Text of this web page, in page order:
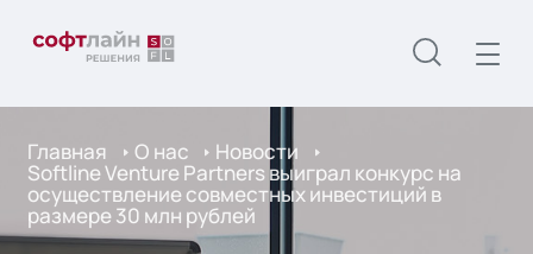
Главная О нас Новости
Softline Venture Partners выиграл конкурс на
осуществление совместных инвестиций в
размере 30 млн рублей